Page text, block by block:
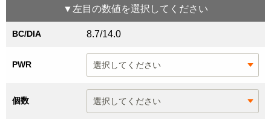
▼ 左目 の数値を選択してください
BC/DIA 8.7/14.0
PWR
個数